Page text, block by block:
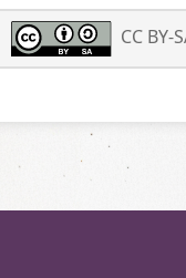
CC BY-